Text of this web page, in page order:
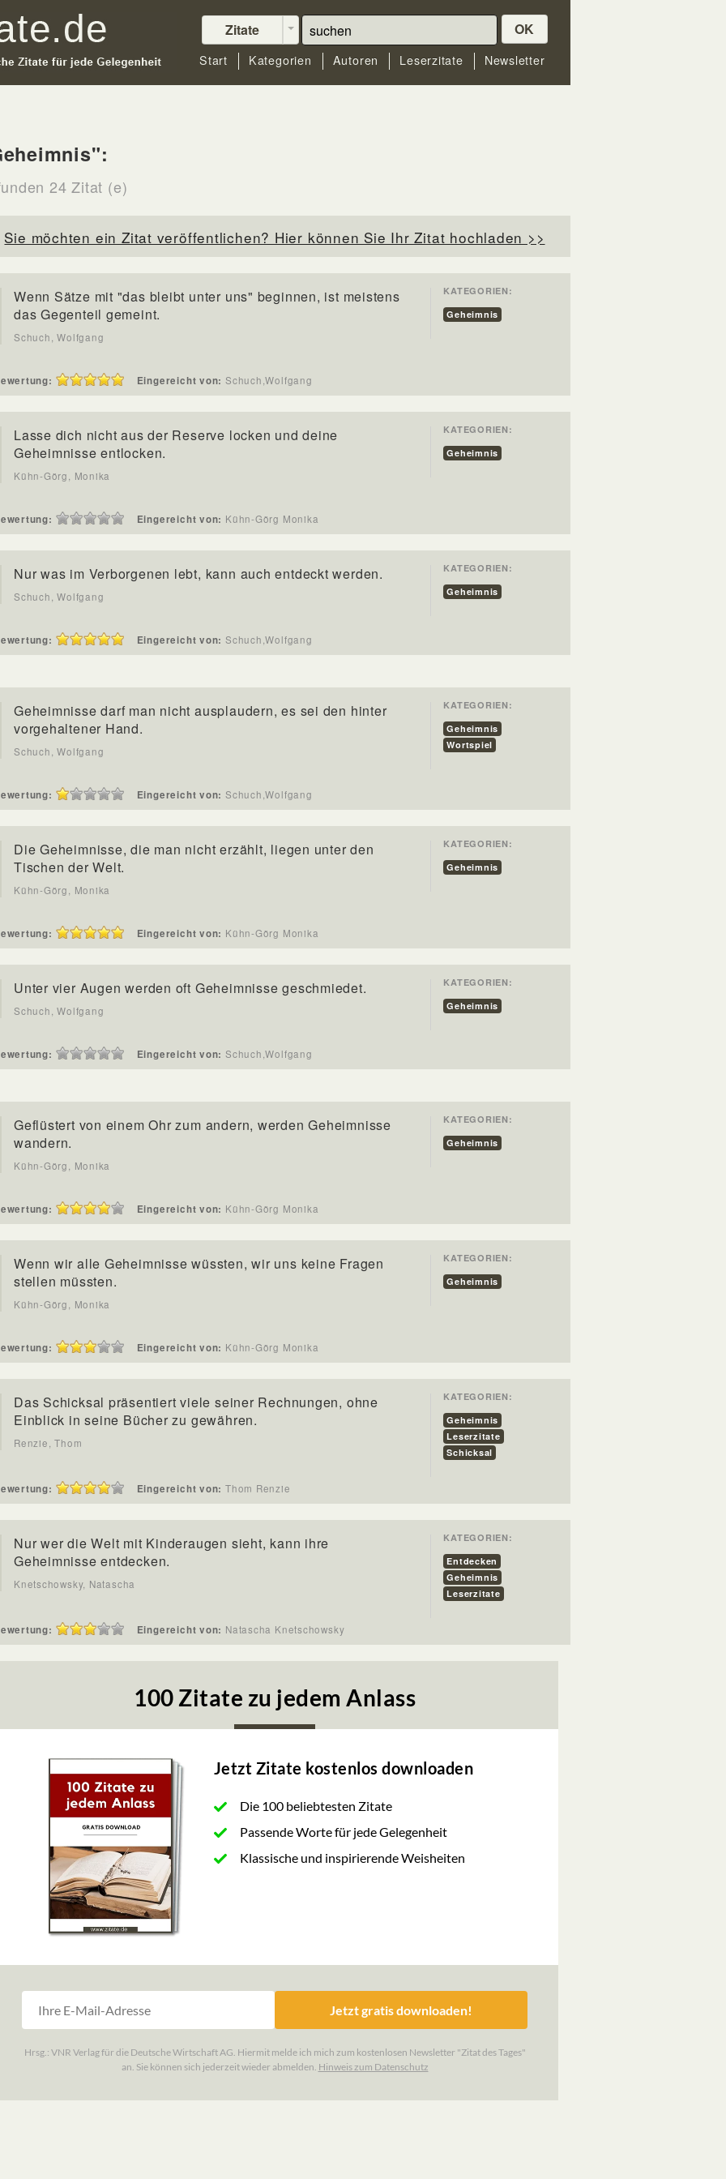
Zitate OK
Start Kategorien Autoren Leserzitate Newsletter
24 Zitat (e)
Sie möchten ein Zitat veröffentlichen? Hier können Sie Ihr Zitat hochladen >>
Wenn Sätze mit "das bleibt unter uns" beginnen, ist meistens
das Gegenteil gemeint.
Schuch, Wolfgang
KATEGORIEN:
Geheimnis
Eingereicht von: Schuch,Wolfgang
Lasse dich nicht aus der Reserve locken und deine
Geheimnisse entlocken.
Kühn-Görg, Monika
KATEGORIEN:
Geheimnis
Eingereicht von: Kühn-Görg Monika
Nur was im Verborgenen lebt, kann auch entdeckt werden.
Schuch, Wolfgang
KATEGORIEN:
Geheimnis
Eingereicht von: Schuch,Wolfgang
Geheimnisse darf man nicht ausplaudern, es sei den hinter
vorgehaltener Hand.
Schuch, Wolfgang
KATEGORIEN:
Geheimnis
Wortspiel
Eingereicht von: Schuch,Wolfgang
Die Geheimnisse, die man nicht erzählt, liegen unter den
Tischen der Welt.
Kühn-Görg, Monika
KATEGORIEN:
Geheimnis
Eingereicht von: Kühn-Görg Monika
Unter vier Augen werden oft Geheimnisse geschmiedet.
Schuch, Wolfgang
KATEGORIEN:
Geheimnis
Eingereicht von: Schuch,Wolfgang
Geflüstert von einem Ohr zum andern, werden Geheimnisse
wandern.
Kühn-Görg, Monika
KATEGORIEN:
Geheimnis
Eingereicht von: Kühn-Görg Monika
Wenn wir alle Geheimnisse wüssten, wir uns keine Fragen
stellen müssten.
Kühn-Görg, Monika
KATEGORIEN:
Geheimnis
Eingereicht von: Kühn-Görg Monika
Das Schicksal präsentiert viele seiner Rechnungen, ohne
Einblick in seine Bücher zu gewähren.
Renzie, Thom
KATEGORIEN:
Geheimnis
Leserzitate
Schicksal
Eingereicht von: Thom Renzie
Nur wer die Welt mit Kinderaugen sieht, kann ihre
Geheimnisse entdecken.
Knetschowsky, Natascha
KATEGORIEN:
Entdecken
Geheimnis
Leserzitate
Eingereicht von: Natascha Knetschowsky